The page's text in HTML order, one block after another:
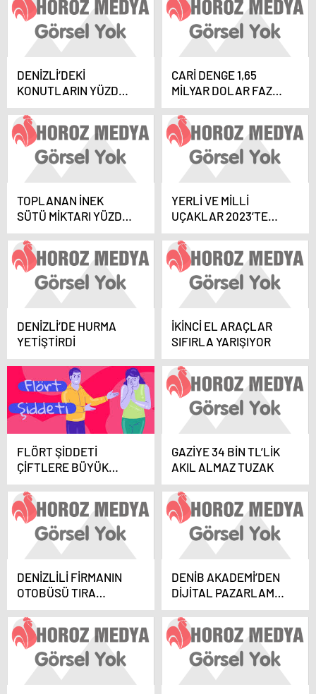
DENİZLİ’DEKİ
KONUTLARIN YÜZDE
79’U
SİGORTALANMAYI
BEKLİYOR
CARİ DENGE 1,65
MİLYAR DOLAR FAZLA
VERDİ
TOPLANAN İNEK
SÜTÜ MİKTARI YÜZDE
1,6 ARTTI
YERLİ VE MİLLİ
UÇAKLAR 2023’TE
GÖKLERDE
DENİZLİ’DE HURMA
YETİŞTİRDİ
İKİNCİ EL ARAÇLAR
SIFIRLA YARIŞIYOR
FLÖRT ŞİDDETİ
ÇİFTLERE BÜYÜK
ZARAR VERİYOR
GAZİYE 34 BİN TL’LİK
AKIL ALMAZ TUZAK
DENİZLİLİ FİRMANIN
OTOBÜSÜ TIRA
ÇARPTI 7 YARALI
DENİB AKADEMİ’DEN
DİJİTAL PAZARLAMA
EĞİTİMİ